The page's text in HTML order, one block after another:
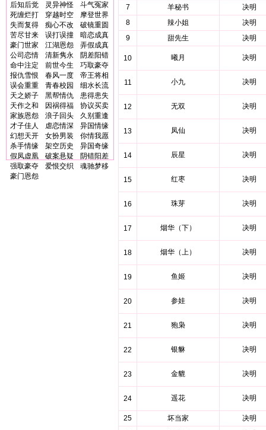
后知后觉
灵异神怪
斗气冤家
死缠烂打
穿越时空
摩登世界
失而复得
痴心不改
破镜重圆
苦尽甘来
误打误撞
暗恋成真
豪门世家
江湖恩怨
弄假成真
公司恋情
清新隽永
阴差阳错
命中注定
前世今生
巧取豪夺
报仇雪恨
春风一度
帝王将相
误会重重
青春校园
细水长流
天之娇子
黑帮情仇
患得患失
天作之和
因祸得福
协议买卖
家族恩怨
浪子回头
久别重逢
才子佳人
虐恋情深
异国情缘
幻想天开
女扮男装
你情我愿
杀手情缘
架空历史
异国奇缘
假凤虚凰
破案悬疑
阴错阳差
强取豪夺
爱恨交织
魂驰梦移
豪门恩怨
7
羊秘书
决明
8
辣小姐
决明
9
甜先生 决明
10 曦月 决明
11 小九 决明
12 无双 决明
13 凤仙 决明
14 辰星 决明
15 红枣 决明
16 珠芽 决明
17 烟华（下） 决明
18 烟华（上） 决明
19 鱼姬 决明
20 参娃 决明
21 狍枭 决明
22 银貅 决明
23 金貔 决明
24 遥花 决明
25 坏当家
决明